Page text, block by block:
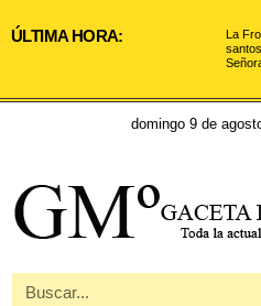
ÚLTIMA HORA:
La
domingo 9 de